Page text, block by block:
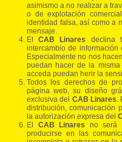
asimismo a no realizar a
o de explotación
identidad falsa, así como a
mensaje.
ElCAB Linares
declina
intercambio de información
Especialmente no nos
puedan hacer de la
acceda puedan herir la
Todos los derechos de
página web, su diseño
exclusiva del CAB Linares
distribución, comunicación
la autorización expresa del
El CAB Linares no será
producirse en las